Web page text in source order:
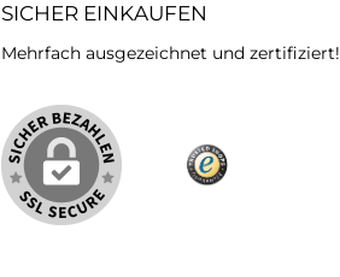
SICHER EINKAUFEN
Mehrfach ausgezeichnet und zertifiziert!